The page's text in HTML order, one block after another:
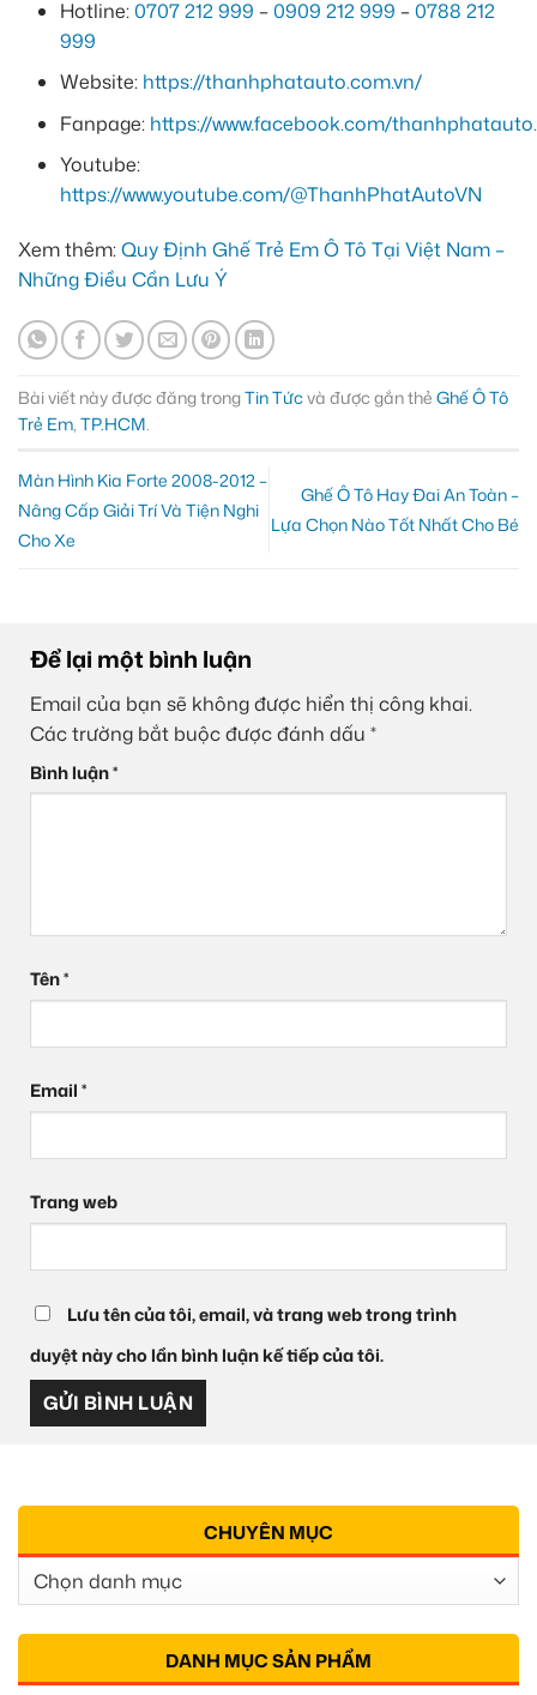
Hotline:0707 212 999 –0909 212 999 –0788 212
999
Website: https://thanhphatauto.com.vn/
Fanpage: https://www.facebook.com/
Youtube:
https://www.youtube.com/@ThanhPhatAutoVN
Xem thêm:Quy Định Ghế Trẻ Em Ô Tô Tại Việt Nam –
Những Điều Cần Lưu Ý
Bài viết này được đăng trongTin Tứcvà được gắn thẻ Ghế Ô Tô
Trẻ Em, TP.HCM.
Màn Hình Kia Forte 2008-2012 –
Nâng Cấp Giải Trí Và Tiện Nghi
Cho Xe
Ghế Ô Tô Hay Đai An Toàn –
Lựa Chọn Nào Tốt Nhất Cho Bé
Để lại một bình luận
Email của bạn sẽ không được hiển thị công khai.
Các trường bắt buộc được đánh dấu *
Bình luận*
Tên*
Email*
Trang web
Lưu tên của tôi, email, và trang web trong trình
duyệt này cho lần bình luận kế tiếp của tôi.
CHUYÊN MỤC
Chuyên
Mục
DANH MỤC SẢN PHẨM